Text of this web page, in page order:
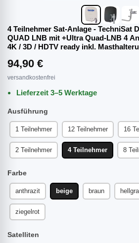
4 Teilnehmer Sat-Anlage - TechniSat
QUAD LNB mit +Ultra Quad-LNB 4
4K / 3D / HDTV ready inkl.
94,90 €
versandkostenfrei
Lieferzeit 3–5 Werktage
Ausführung
1 Teilnehmer 12 Teilnehmer 16
2 Teilnehmer 4 Teilnehmer 8
Farbe
anthrazit beige braun
ziegelrot
Satelliten